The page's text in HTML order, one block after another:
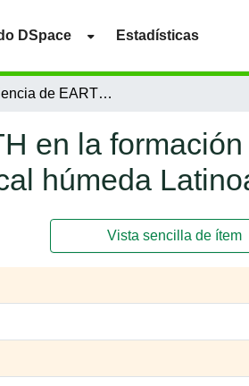
DSpace Estadísticas
La experiencia de EARTH en la formación de profesionales agrícolas que demanda la región tropical húmeda Latinoamericana
en la
húmeda
Vista sencilla de ítem